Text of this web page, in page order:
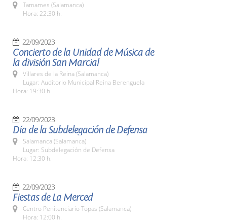
Tamames (Salamanca)
Hora: 22:30 h.
22/09/2023
Concierto de la Unidad de Música de
la división San Marcial
Villares de la Reina (Salamanca)
Lugar: Auditorio Municipal Reina Berenguela
Hora: 19:30 h.
22/09/2023
Día de la Subdelegación de Defensa
Salamanca (Salamanca)
Lugar: Subdelegación de Defensa
Hora: 12:30 h.
22/09/2023
Fiestas de La Merced
Centro Penitenciario Topas (Salamanca)
Hora: 12:00 h.